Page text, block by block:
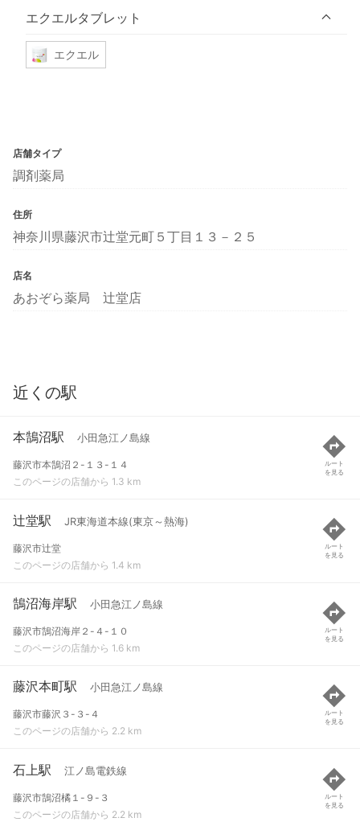
エクエルタブレット
エクエル
店舗タイプ
調剤薬局
住所
神奈川県藤沢市辻堂元町５丁目１３－２５
店名
あおぞら薬局 辻堂店
近くの駅
本鵠沼駅 小田急江ノ島線
藤沢市本鵠沼２-１３-１４
このページの店舗から 1.3 km
ルート
を見る
辻堂駅 JR東海道本線(東京～熱海)
藤沢市辻堂
このページの店舗から 1.4 km
ルート
を見る
鵠沼海岸駅 小田急江ノ島線
藤沢市鵠沼海岸２-４-１０
このページの店舗から 1.6 km
ルート
を見る
藤沢本町駅 小田急江ノ島線
藤沢市藤沢３-３-４
このページの店舗から 2.2 km
ルート
を見る
石上駅 江ノ島電鉄線
藤沢市鵠沼橘１-９-３
このページの店舗から 2.2 km
ルート
を見る